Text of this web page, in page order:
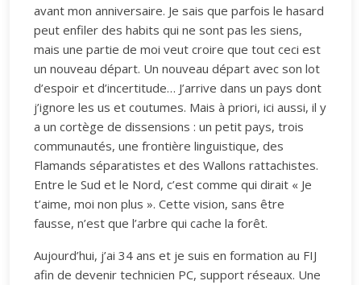
avant mon anniversaire. Je sais que parfois le hasard
peut enfiler des habits qui ne sont pas les siens,
mais une partie de moi veut croire que tout ceci est
un nouveau départ. Un nouveau départ avec son lot
d’espoir et d’incertitude… J’arrive dans un pays dont
j’ignore les us et coutumes. Mais à priori, ici aussi, il y
a un cortège de dissensions : un petit pays, trois
communautés, une frontière linguistique, des
Flamands séparatistes et des Wallons rattachistes.
Entre le Sud et le Nord, c’est comme qui dirait « Je
t’aime, moi non plus ». Cette vision, sans être
fausse, n’est que l’arbre qui cache la forêt.
Aujourd’hui, j’ai 34 ans et je suis en formation au FIJ
afin de devenir technicien PC, support réseaux. Une